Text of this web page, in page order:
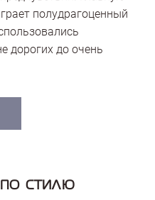
полудрагоценный
дорогих до очень
стилю